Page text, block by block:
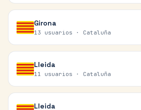
Girona
13 usuarios · Cataluña
Lleida
11 usuarios · Cataluña
Lleida